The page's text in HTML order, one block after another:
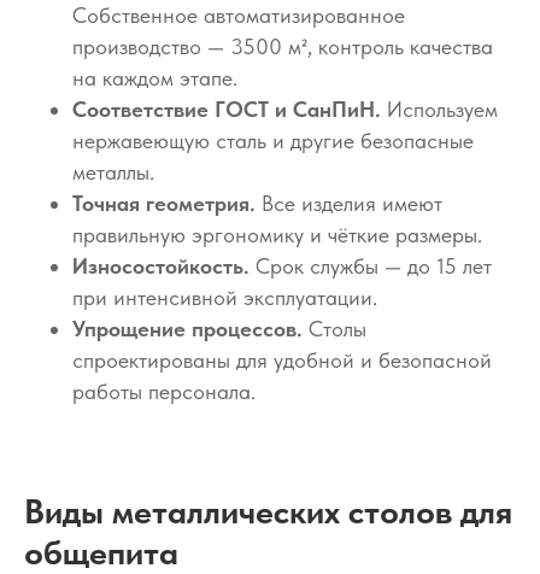
Собственное автоматизированное
производство — 3500 м², контроль качества
на каждом этапе.
Соответствие ГОСТ и СанПиН. Используем
нержавеющую сталь и другие безопасные
металлы.
Точная геометрия. Все изделия имеют
правильную эргономику и чёткие размеры.
Износостойкость. Срок службы — до 15 лет
при интенсивной эксплуатации.
Упрощение процессов. Столы
спроектированы для удобной и безопасной
работы персонала.
Виды металлических столов для
общепита